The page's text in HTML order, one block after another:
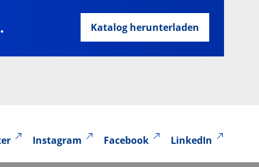
Katalog herunterladen
Instagram Facebook LinkedIn